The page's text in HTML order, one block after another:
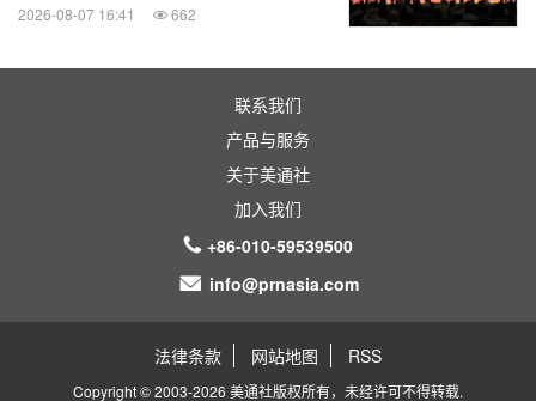
2026-08-07 16:41 662
联系我们
产品与服务
关于美通社
加入我们
+86-010-59539500
info@prnasia.com
法律条款 网站地图 RSS
Copyright © 2003-2026 美通社版权所有，未经许可不得转载.